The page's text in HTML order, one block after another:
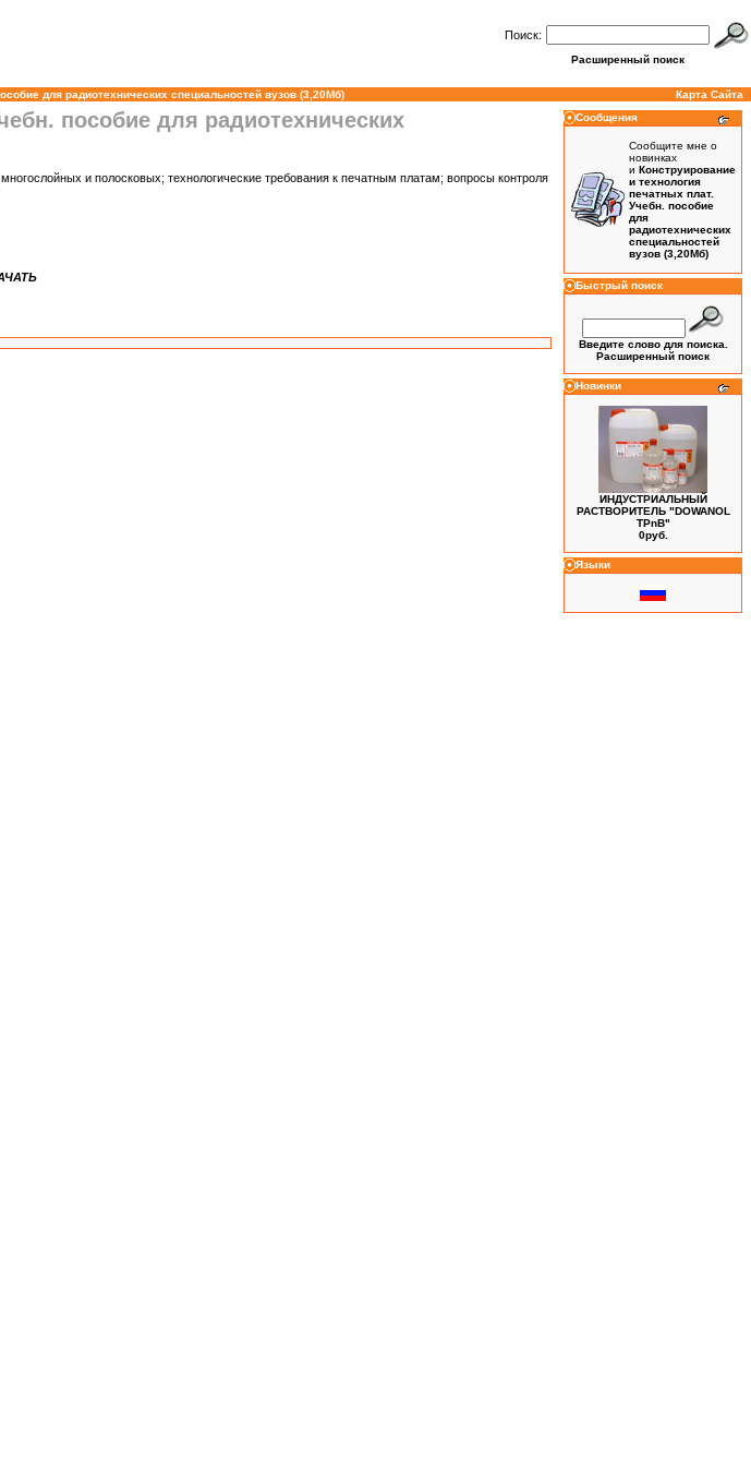
Поиск:
Расширенный поиск
для радиотехнических специальностей вузов (3,20Мб)
Карта Сайта
пособие для радиотехнических
и полосковых; технологические требования к печатным платам; вопросы контроля
Сообщения
Сообщите мне о
новинках
и Конструирование
и технология
печатных плат.
Учебн. пособие
для
радиотехнических
специальностей
вузов (3,20Мб)
Быстрый поиск
Введите слово для поиска.
Расширенный поиск
Новинки
ИНДУСТРИАЛЬНЫЙ
РАСТВОРИТЕЛЬ "DOWANOL
TPnB"
0руб.
Языки